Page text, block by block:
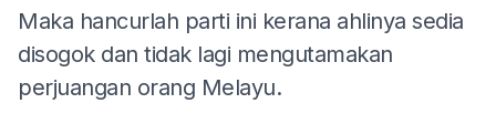
Maka hancurlah parti ini kerana ahlinya sedia
disogok dan tidak lagi mengutamakan
perjuangan orang Melayu.